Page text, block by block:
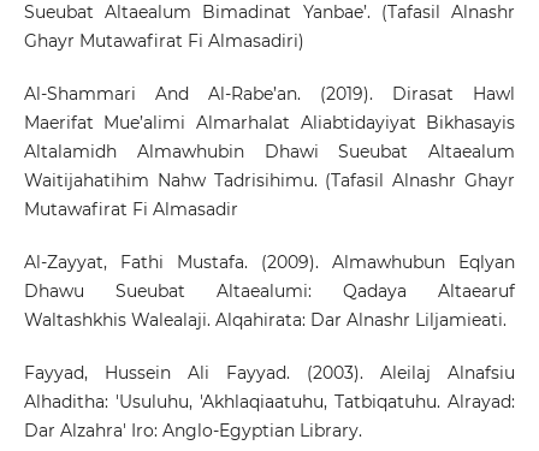
Sueubat Altaealum Bimadinat Yanbae’. (Tafasil Alnashr
Ghayr Mutawafirat Fi Almasadiri)
Al-Shammari And Al-Rabe’an. (2019). Dirasat Hawl
Maerifat Mue’alimi Almarhalat Aliabtidayiyat Bikhasayis
Altalamidh Almawhubin Dhawi Sueubat Altaealum
Waitijahatihim Nahw Tadrisihimu. (Tafasil Alnashr Ghayr
Mutawafirat Fi Almasadir
Al-Zayyat, Fathi Mustafa. (2009). Almawhubun Eqlyan
Dhawu Sueubat Altaealumi: Qadaya Altaearuf
Waltashkhis Walealaji. Alqahirata: Dar Alnashr Liljamieati.
Fayyad, Hussein Ali Fayyad. (2003). Aleilaj Alnafsiu
Alhaditha: 'Usuluhu, 'Akhlaqiaatuhu, Tatbiqatuhu. Alrayad:
Dar Alzahra' Iro: Anglo-Egyptian Library.